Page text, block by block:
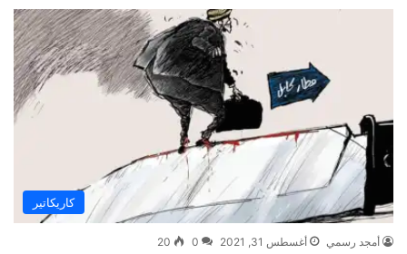
كاريكاتير
أمجد رسمي أغسطس 31, 2021 0
20